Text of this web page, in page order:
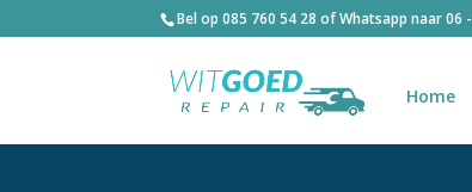
Bel op085 760 54 28 of Whatsapp naar06
Home